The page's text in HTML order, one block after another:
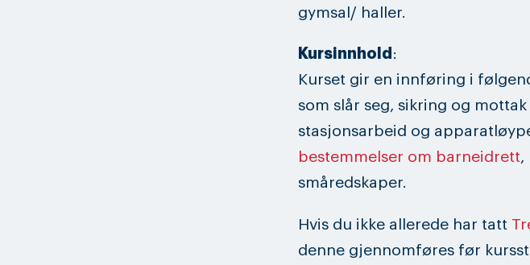
gymsal/ haller.
Kursinnhold :
Kurset gir en innføring i
som slår seg, sikring og
stasjonsarbeid og
bestemmelser om barneidrett,
småredskaper.
Hvis du ikke allerede har tatt
denne gjennomføres før